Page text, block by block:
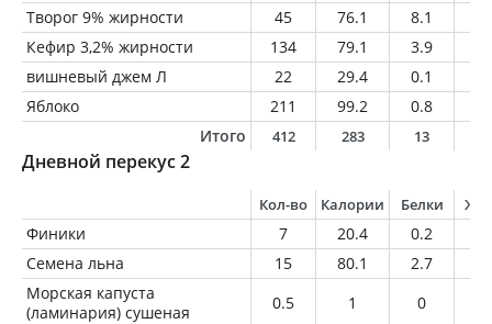
Творог 9% жирности 45 76.1 8.1
Кефир 3,2% жирности
134 79.1 3.9
вишневый джем Л
22 29.4 0.1
Яблоко
211 99.2 0.8
Итого
412 283 13
Дневной перекус 2
Кол-во Калории Белки
Финики 7 20.4 0.2
Семена льна
15 80.1 2.7
Морская капуста
(ламинария) сушеная
0.5 1 0